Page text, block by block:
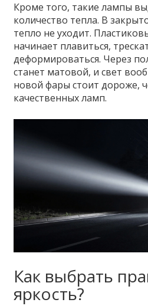
Кроме того, такие лампы
количество тепла. В
тепло не уходит.
начинает плавиться,
деформироваться. Через
станет матовой, и свет
новой фары стоит дороже,
качественных ламп.
Как выбрать
яркость?